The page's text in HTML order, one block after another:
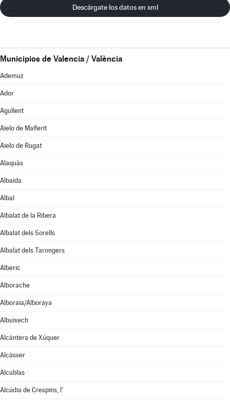
Descárgate los datos en xml
Municipios de Valencia / València
Ademuz
Ador
Agullent
Aielo de Malferit
Aielo de Rugat
Alaquàs
Albaida
Albal
Albalat de la Ribera
Albalat dels Sorells
Albalat dels Tarongers
Alberic
Alborache
Alboraia/Alboraya
Albuixech
Alcàntera de Xúquer
Alcàsser
Alcublas
Alcúdia de Crespins, l'